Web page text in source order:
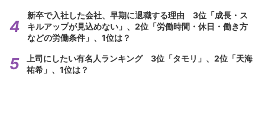
新卒で入社した会社、早期に退職する理由 3位「成長・ス
キルアップが見込めない」、2位「労働時間・休日・働き方
などの労働条件」、1位は？
上司にしたい有名人ランキング 3位「タモリ」、2位「天海
祐希」、1位は？